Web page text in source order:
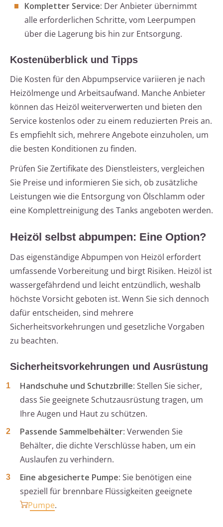
Kompletter Service: Der Anbieter übernimmt
alle erforderlichen Schritte, vom Leerpumpen
über die Lagerung bis hin zur Entsorgung.
Kostenüberblick und Tipps
Die Kosten für den Abpumpservice variieren je nach
Heizölmenge und Arbeitsaufwand. Manche Anbieter
können das Heizöl weiterverwerten und bieten den
Service kostenlos oder zu einem reduzierten Preis an.
Es empfiehlt sich, mehrere Angebote einzuholen, um
die besten Konditionen zu finden.
Prüfen Sie Zertifikate des Dienstleisters, vergleichen
Sie Preise und informieren Sie sich, ob zusätzliche
Leistungen wie die Entsorgung von Ölschlamm oder
eine Komplettreinigung des Tanks angeboten werden.
Heizöl selbst abpumpen: Eine Option?
Das eigenständige Abpumpen von Heizöl erfordert
umfassende Vorbereitung und birgt Risiken. Heizöl ist
wassergefährdend und leicht entzündlich, weshalb
höchste Vorsicht geboten ist. Wenn Sie sich dennoch
dafür entscheiden, sind mehrere
Sicherheitsvorkehrungen und gesetzliche Vorgaben
zu beachten.
Sicherheitsvorkehrungen und Ausrüstung
Handschuhe und Schutzbrille: Stellen Sie sicher,
dass Sie geeignete Schutzausrüstung tragen, um
Ihre Augen und Haut zu schützen.
Passende Sammelbehälter: Verwenden Sie
Behälter, die dichte Verschlüsse haben, um ein
Auslaufen zu verhindern.
Eine abgesicherte Pumpe: Sie benötigen eine
speziell für brennbare Flüssigkeiten geeignete
Pumpe.